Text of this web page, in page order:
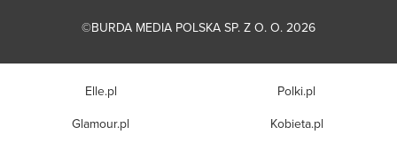
©BURDA MEDIA POLSKA SP. Z O. O. 2026
Elle.pl
Glamour.pl
Polki.pl
Kobieta.pl